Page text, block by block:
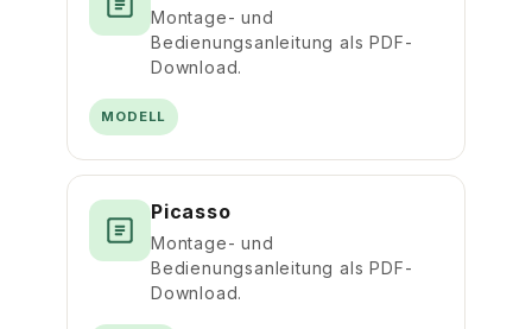
Montage- und
Bedienungsanleitung als PDF-
Download.
MODELL
Picasso
Montage- und
Bedienungsanleitung als PDF-
Download.